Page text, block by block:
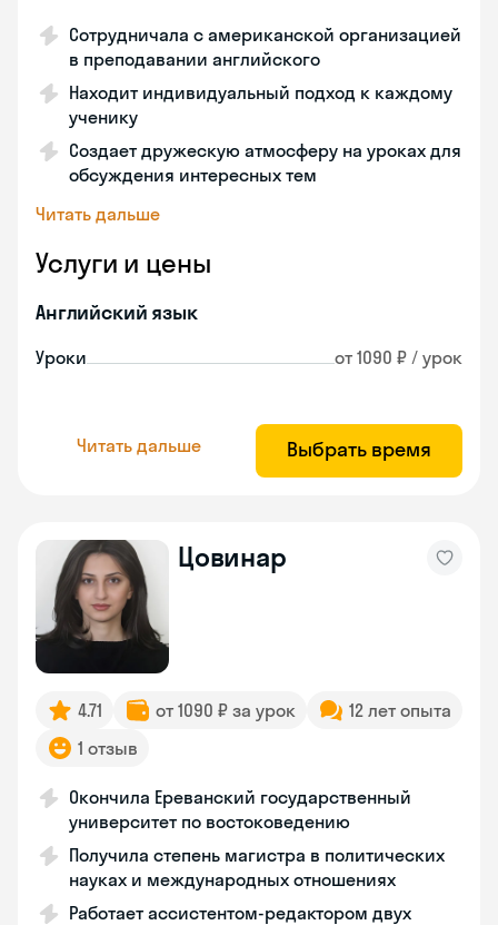
Сотрудничала с американской организацией
в преподавании английского
Находит индивидуальный подход к каждому
ученику
Создает дружескую атмосферу на уроках для
обсуждения интересных тем
Читать дальше
Услуги и цены
Английский язык
Уроки от 1090 ₽ / урок
Читать дальше Выбрать время
Цовинар
4.71 от 1090 ₽ за урок
12 лет опыта
1 отзыв
Окончила Ереванский государственный
университет по востоковедению
Получила степень магистра в политических
науках и международных отношениях
Работает ассистентом-редактором двух